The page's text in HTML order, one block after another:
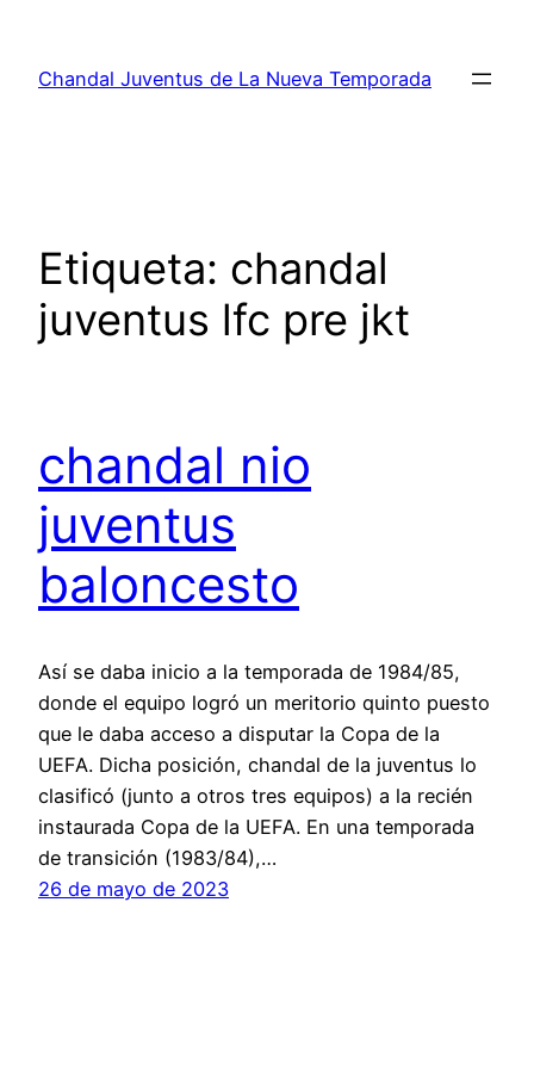
contenido
Chandal Juventus de La Nueva Temporada
Etiqueta: chandal
juventus lfc pre jkt
chandal nio
juventus
baloncesto
Así se daba inicio a la temporada de 1984/85,
donde el equipo logró un meritorio quinto puesto
que le daba acceso a disputar la Copa de la
UEFA. Dicha posición, chandal de la juventus lo
clasificó (junto a otros tres equipos) a la recién
instaurada Copa de la UEFA. En una temporada
de transición (1983/84),…
26 de mayo de 2023